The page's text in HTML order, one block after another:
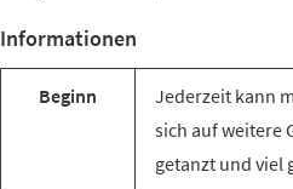
Informationen
Beginn
Jederzeit kann
sich auf weitere
getanzt und viel